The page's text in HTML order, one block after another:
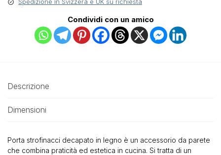
Condividi con un amico
Descrizione
Dimensioni
Porta strofinacci decapato in legno è un accessorio da parete
che combina praticità ed estetica in cucina. Si tratta di un